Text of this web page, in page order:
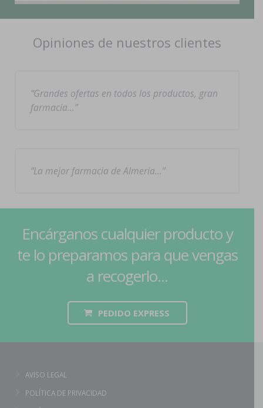
Opiniones de nuestros clientes
Grandes ofertas en todos los productos, gran
farmacia…
La mejor farmacia de Almería…
Encárganos cualquier producto y
te lo preparamos para que vengas
a recogerlo...
PEDIDO EXPRESS
AVISO LEGAL
POLÍTICA DE PRIVACIDAD